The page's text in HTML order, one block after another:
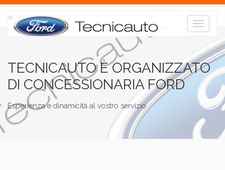
Toggle
Home Chi siamo
TECNICAUTO È ORGANIZZATO
DI CONCESSIONARIA FORD
Esperienza e dinamicità al vostro servizio